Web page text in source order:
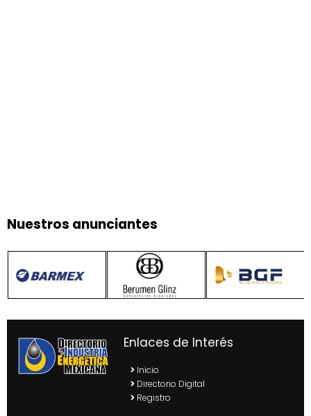
Nuestros anunciantes
Enlaces de Interés
Inicio
Directorio Digital
Registro